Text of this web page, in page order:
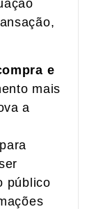
e
mais
a
público